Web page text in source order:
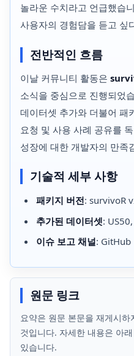
놀라운 수치라고 언급했습
사용자의 경험담을 듣고 싶
전반적인 흐름
이날 커뮤니티 활동은
소식을 중심으로 진행되었
데이터셋 추가와 더불어 패
요청 및 사용 사례 공유를
성장에 대한 개발자의 만족
기술적 세부 사항
패키지 버전: survivoR
추가된 데이터셋:
이슈 보고 채널: GitHub
원문 링크
요약은 원문 본문을 재게시
것입니다. 자세한 내용은 아
있습니다.